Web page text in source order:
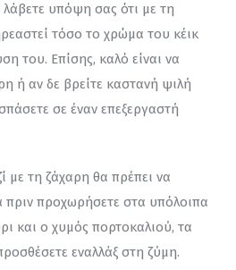
υπόψη σας ότι με τη
τόσο το χρώμα του κέικ
του. Επίσης, καλό είναι να
ή αν δε βρείτε καστανή ψιλή
σε έναν επεξεργαστή
με τη ζάχαρη θα πρέπει να
προχωρήσετε στα υπόλοιπα
και ο χυμός πορτοκαλιού, τα
εναλλάξ στη ζύμη.